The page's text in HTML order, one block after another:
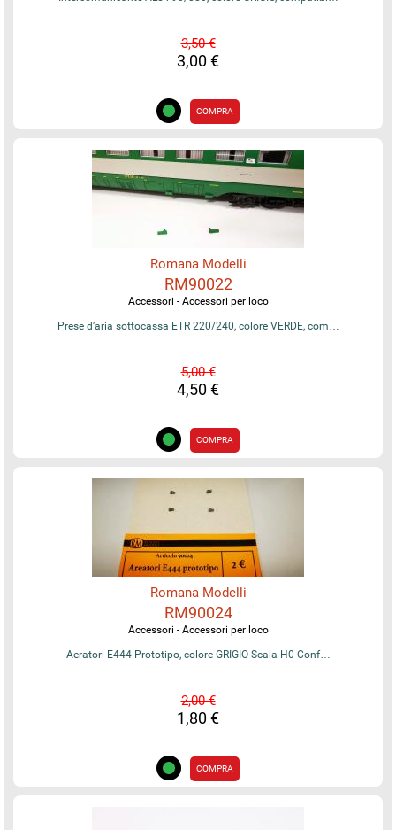
3,50 €
3,00 €
COMPRA
Romana Modelli
RM90022
Accessori - Accessori per loco
Prese d’aria sottocassa ETR 220/240, colore VERDE, com…
5,00 €
4,50 €
COMPRA
Romana Modelli
RM90024
Accessori - Accessori per loco
Aeratori E444 Prototipo, colore GRIGIO Scala H0 Conf…
2,00 €
1,80 €
COMPRA